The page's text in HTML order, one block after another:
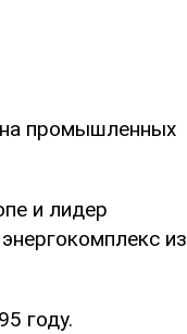
на промышленных
и лидер
из
году.